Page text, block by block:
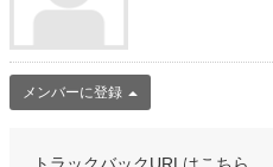
メンバーに登録
トラックバックURLはこちら